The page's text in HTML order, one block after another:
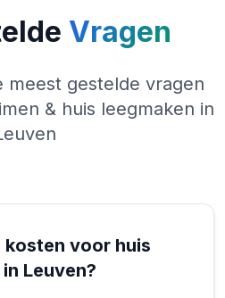
Vragen
meest gestelde vragen
& huis leegmaken in
kosten voor huis
Leuven?